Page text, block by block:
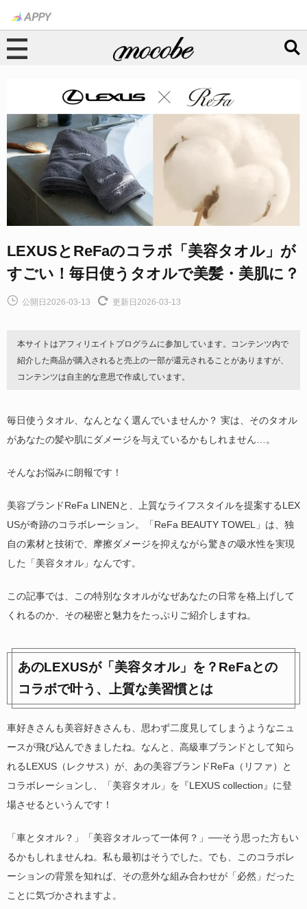
LEXUSとReFaのコラボ「美容タオル」が
すごい！毎日使うタオルで美髪・美肌に？
公開日2026-03-13 更新日2026-03-13
本サイトはアフィリエイトプログラムに参加しています。コンテンツ内で
紹介した商品が購入されると売上の一部が還元されることがありますが、
コンテンツは自主的な意思で作成しています。
毎日使うタオル、なんとなく選んでいませんか？ 実は、そのタオル
があなたの髪や肌にダメージを与えているかもしれません…。
そんなお悩みに朗報です！
美容ブランドReFa LINENと、上質なライフスタイルを提案するLEX
USが奇跡のコラボレーション。「ReFa BEAUTY TOWEL」は、独
自の素材と技術で、摩擦ダメージを抑えながら驚きの吸水性を実現
した「美容タオル」なんです。
この記事では、この特別なタオルがなぜあなたの日常を格上げして
くれるのか、その秘密と魅力をたっぷりご紹介しますね。
あのLEXUSが「美容タオル」を？ReFaとの
コラボで叶う、上質な美習慣とは
車好きさんも美容好きさんも、思わず二度見してしまうようなニュ
ースが飛び込んできましたね。なんと、高級車ブランドとして知ら
れるLEXUS（レクサス）が、あの美容ブランドReFa（リファ）と
コラボレーションし、「美容タオル」を『LEXUS collection』に登
場させるというんです！
「車とタオル？」「美容タオルって一体何？」──そう思った方もい
るかもしれませんね。私も最初はそうでした。でも、このコラボレ
ーションの背景を知れば、その意外な組み合わせが「必然」だった
ことに気づかされますよ。